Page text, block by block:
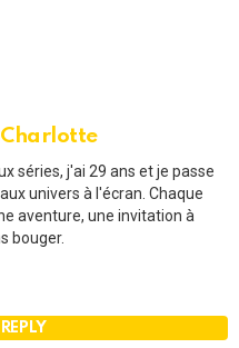
Charlotte
séries, j'ai 29 ans et je passe
univers à l'écran. Chaque
aventure, une invitation à
bouger.